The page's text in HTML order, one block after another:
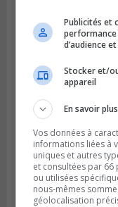
SAINT-CATHERINE
Publié le 30 juillet
Sainte-
financière au
Publicités et
performance
d’audience
Stocker et/
appareil
En savoir plus
Vos données à
informations liées à
uniques et autres
et consultées par 66
ou utilisées
nous-mêmes
géolocalisation